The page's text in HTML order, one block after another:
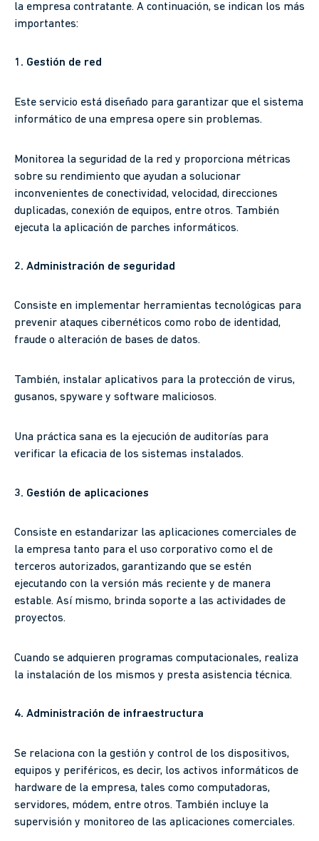
la empresa contratante. A continuación, se indican los más
importantes:
1. Gestión de red
Este servicio está diseñado para garantizar que el sistema
informático de una empresa opere sin problemas.
Monitorea la seguridad de la red y proporciona métricas
sobre su rendimiento que ayudan a solucionar
inconvenientes de conectividad, velocidad, direcciones
duplicadas, conexión de equipos, entre otros. También
ejecuta la aplicación de parches informáticos.
2. Administración de seguridad
Consiste en implementar herramientas tecnológicas para
prevenir ataques cibernéticos como robo de identidad,
fraude o alteración de bases de datos.
También, instalar aplicativos para la protección de virus,
gusanos, spyware y software maliciosos.
Una práctica sana es la ejecución de auditorías para
verificar la eficacia de los sistemas instalados.
3. Gestión de aplicaciones
Consiste en estandarizar las aplicaciones comerciales de
la empresa tanto para el uso corporativo como el de
terceros autorizados, garantizando que se estén
ejecutando con la versión más reciente y de manera
estable. Así mismo, brinda soporte a las actividades de
proyectos.
Cuando se adquieren programas computacionales, realiza
la instalación de los mismos y presta asistencia técnica.
4. Administración de infraestructura
Se relaciona con la gestión y control de los dispositivos,
equipos y periféricos, es decir, los activos informáticos de
hardware de la empresa, tales como computadoras,
servidores, módem, entre otros. También incluye la
supervisión y monitoreo de las aplicaciones comerciales.